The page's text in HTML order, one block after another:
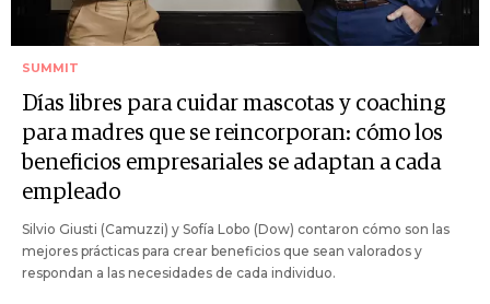
SUMMIT
Días libres para cuidar mascotas y coaching
para madres que se reincorporan: cómo los
beneficios empresariales se adaptan a cada
empleado
Silvio Giusti (Camuzzi) y Sofía Lobo (Dow) contaron cómo son las
mejores prácticas para crear beneficios que sean valorados y
respondan a las necesidades de cada individuo.